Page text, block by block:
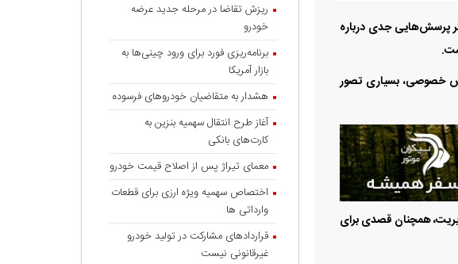
پرسش‌هایی جدی درباره
خصوصی، بسیاری تصور
همچنان قصدی برای
ریزش تقاضا در مرحله جدید عرضه
خودرو
برنامه‌ریزی فورد برای ورود چینی‌ها به
بازار آمریکا
هشدار به متقاضیان خودروهای فرسوده
آغاز طرح انتقال سهمیه بنزین به
کارت‌های بانکی
معمای تیراژ پس از اصلاح قیمت خودرو
اختصاص سهمیه ویژه ارزی برای قطعات
وارداتی ها
قراردادهای مشارکت در تولید خودرو
غیرقانونی نیست